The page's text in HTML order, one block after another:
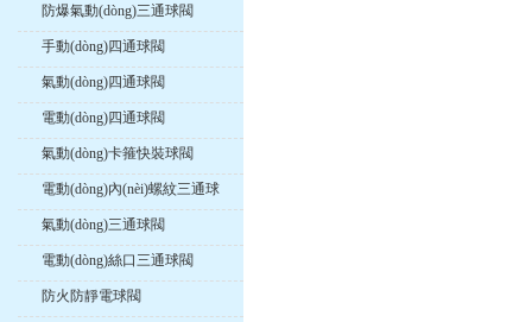
防爆氣動(dòng)三通球閥
手動(dòng)四通球閥
氣動(dòng)四通球閥
電動(dòng)四通球閥
氣動(dòng)卡箍快裝球閥
電動(dòng)內(nèi)螺紋三通球
閥
氣動(dòng)三通球閥
電動(dòng)絲口三通球閥
防火防靜電球閥